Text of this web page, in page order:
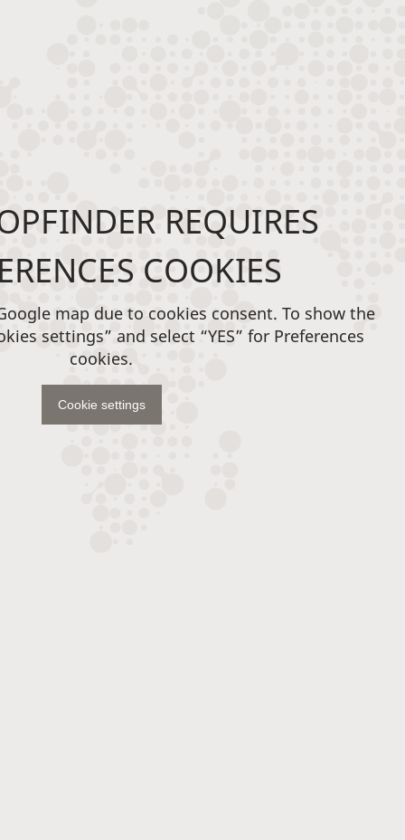
REQUIRES
COOKIES
map due to cookies consent. To show the
settings” and select “YES” for Preferences
cookies.
Cookie settings